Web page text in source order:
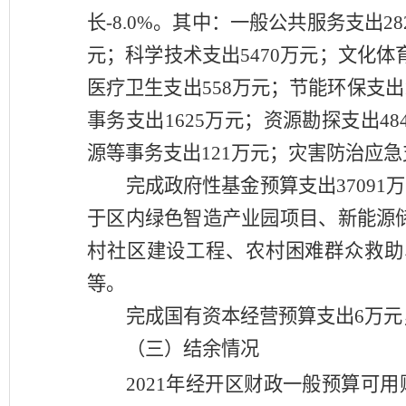
长-8.0%。其中：一般公共服务支出
元；科学技术支出5470万元；文化体
医疗卫生支出558万元； 节能环保支出
事务支出 1625万元； 资源勘探支出
源等事务支出121万元； 灾害防治应
完成政府性基金预算支出37091
于区内绿色智造产业园项目、新能源
村社区建设工程、农村困难群众救
等。
完成国有资本经营预算支出6万
（三）结余情况
2021年经开区财政一般预算可用